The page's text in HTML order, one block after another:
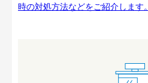
時の対処方法などをご紹介します。